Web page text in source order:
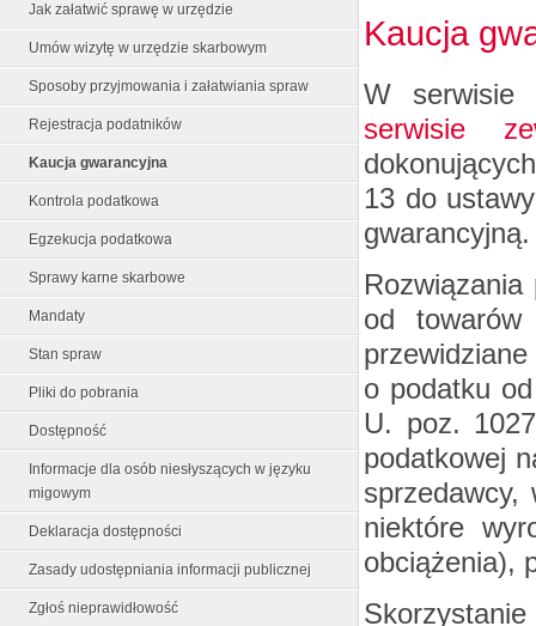
Jak załatwić sprawę w urzędzie
Umów wizytę w urzędzie skarbowym
Sposoby przyjmowania i załatwiania spraw
Rejestracja podatników
Kaucja gwarancyjna
Kontrola podatkowa
Egzekucja podatkowa
Sprawy karne skarbowe
Mandaty
Stan spraw
Pliki do pobrania
Dostępność
Informacje dla osób niesłyszących w języku
migowym
Deklaracja dostępności
Zasady udostępniania informacji publicznej
Zgłoś nieprawidłowość
Kaucja
W serwisie
serwisie
13 do
gwarancyjną.
Rozwiązania
od
o podatku
U. poz.
podatkowej
sprzedawcy,
niektóre
obciążenia),